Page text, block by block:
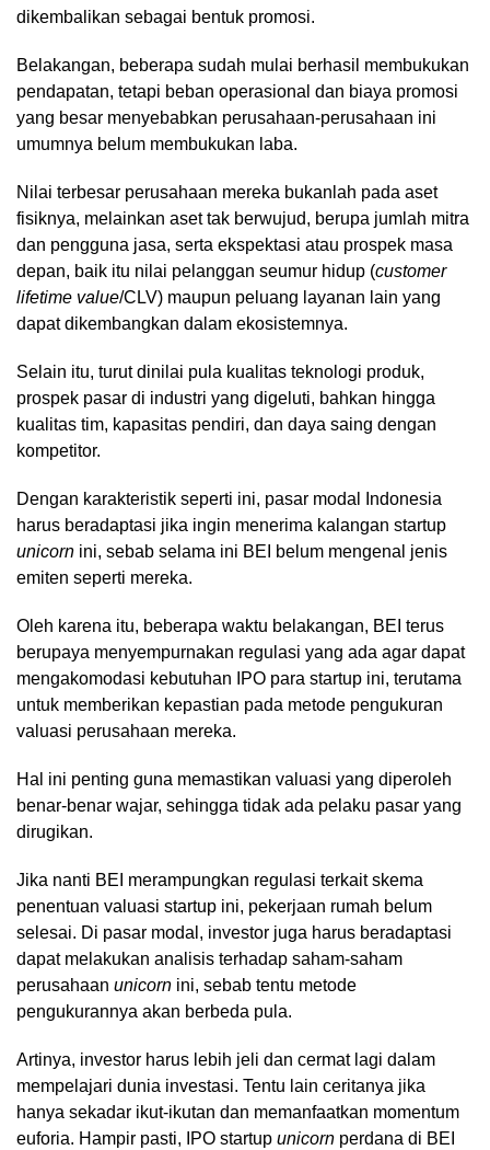
dikembalikan sebagai bentuk promosi.
Belakangan, beberapa sudah mulai berhasil membukukan
pendapatan, tetapi beban operasional dan biaya promosi
yang besar menyebabkan perusahaan-perusahaan ini
umumnya belum membukukan laba.
Nilai terbesar perusahaan mereka bukanlah pada aset
fisiknya, melainkan aset tak berwujud, berupa jumlah mitra
dan pengguna jasa, serta ekspektasi atau prospek masa
depan, baik itu nilai pelanggan seumur hidup (customer
lifetime value/CLV) maupun peluang layanan lain yang
dapat dikembangkan dalam ekosistemnya.
Selain itu, turut dinilai pula kualitas teknologi produk,
prospek pasar di industri yang digeluti, bahkan hingga
kualitas tim, kapasitas pendiri, dan daya saing dengan
kompetitor.
Dengan karakteristik seperti ini, pasar modal Indonesia
harus beradaptasi jika ingin menerima kalangan startup
unicorn ini, sebab selama ini BEI belum mengenal jenis
emiten seperti mereka.
Oleh karena itu, beberapa waktu belakangan, BEI terus
berupaya menyempurnakan regulasi yang ada agar dapat
mengakomodasi kebutuhan IPO para startup ini, terutama
untuk memberikan kepastian pada metode pengukuran
valuasi perusahaan mereka.
Hal ini penting guna memastikan valuasi yang diperoleh
benar-benar wajar, sehingga tidak ada pelaku pasar yang
dirugikan.
Jika nanti BEI merampungkan regulasi terkait skema
penentuan valuasi startup ini, pekerjaan rumah belum
selesai. Di pasar modal, investor juga harus beradaptasi
dapat melakukan analisis terhadap saham-saham
perusahaan unicorn ini, sebab tentu metode
pengukurannya akan berbeda pula.
Artinya, investor harus lebih jeli dan cermat lagi dalam
mempelajari dunia investasi. Tentu lain ceritanya jika
hanya sekadar ikut-ikutan dan memanfaatkan momentum
euforia. Hampir pasti, IPO startup unicorn perdana di BEI